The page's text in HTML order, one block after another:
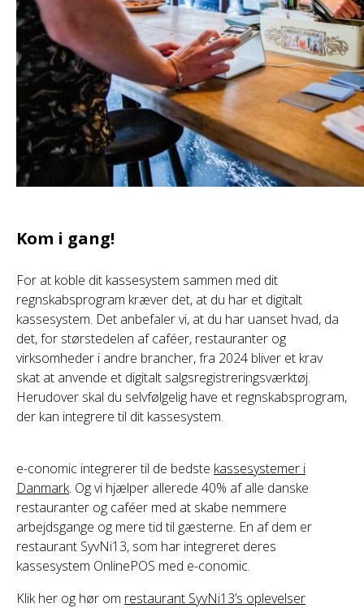
Kom i gang!
For at koble dit kassesystem sammen med dit
regnskabsprogram kræver det, at du har et digitalt
kassesystem. Det anbefaler vi, at du har uanset hvad, da
det, for størstedelen af caféer, restauranter og
virksomheder i andre brancher, fra 2024 bliver et krav
skat at anvende et digitalt salgsregistreringsværktøj.
Herudover skal du selvfølgelig have et regnskabsprogram,
der kan integrere til dit kassesystem.
e-conomic integrerer til de bedste kassesystemer i
Danmark. Og vi hjælper allerede 40% af alle danske
restauranter og caféer med at skabe nemmere
arbejdsgange og mere tid til gæsterne. En af dem er
restaurant SyvNi13, som har integreret deres
kassesystem OnlinePOS med e-conomic.
Klik her og hør om restaurant SyvNi13’s oplevelser